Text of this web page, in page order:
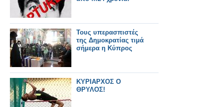
Τους υπερασπιστές
της Δημοκρατίας τιμά
σήμερα η Κύπρος
ΚΥΡΙΑΡΧΟΣ Ο
ΘΡΥΛΟΣ!